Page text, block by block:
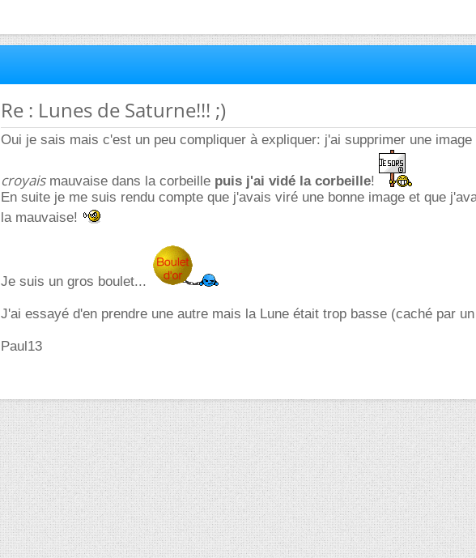
Re : Lunes de Saturne!!! ;)
Oui je sais mais c'est un peu compliquer à expliquer: j'ai supprimer une image
croyaismauvaise dans la corbeille puis j'ai vidé la corbeille!
En suite je me suis rendu compte que j'avais viré une bonne image et que
la mauvaise!
Je suis un gros boulet...
J'ai essayé d'en prendre une autre mais la Lune était trop basse (caché par
Paul13